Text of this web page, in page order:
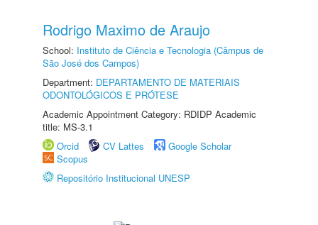
Rodrigo Maximo de Araujo
School: Instituto de Ciência e Tecnologia (Câmpus de
São José dos Campos)
Department: DEPARTAMENTO DE MATERIAIS
ODONTOLÓGICOS E PRÓTESE
Academic Appointment Category: RDIDP Academic
title: MS-3.1
Orcid
CV Lattes
Google Scholar
Scopus
Repositório Institucional UNESP